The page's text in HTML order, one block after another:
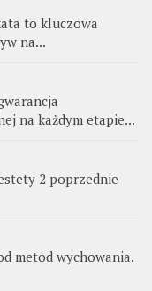
to kluczowa
na...
na każdym etapie...
2 poprzednie
metod wychowania.